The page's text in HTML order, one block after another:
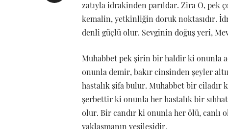
zatıyla idrakinden parıldar. Zira O, pek
kemalin, yetkinliğin doruk noktasıdır.
denli güçlü olur. Sevginin doğuş yeri,
Muhabbet pek şirin bir haldir ki onunla
onunla demir, bakır cinsinden şeyler
hastalık şifa bulur. Muhabbet bir ciladır
şerbettir ki onunla her hastalık bir
olur. Bir candır ki onunla her ölü, canlı
yaklaşmanın vesilesidir.